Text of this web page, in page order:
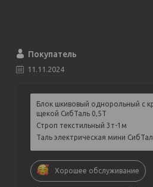
Покупатель
11.11.2024
Блок шкивовый однорольный с
щекой СибТаль 0,5Т
Строп текстильный 3т-1м
Таль электрическая мини
Хорошее обслуживание